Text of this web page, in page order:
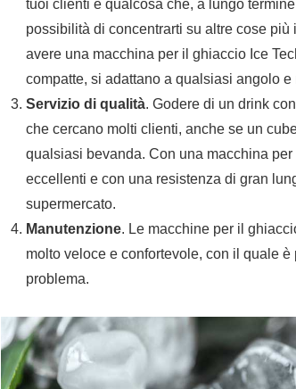
tuoi clienti è qualcosa che, a lungo
possibilità di concentrarti su altre cose
avere una macchina per il ghiaccio Ice
compatte, si adattano a qualsiasi angolo
Servizio di qualità. Godere di un drink
che cercano molti clienti, anche se un
qualsiasi bevanda. Con una macchina
eccellenti e con una resistenza di gran
supermercato.
Manutenzione. Le macchine per il
molto veloce e confortevole, con il quale
problema.